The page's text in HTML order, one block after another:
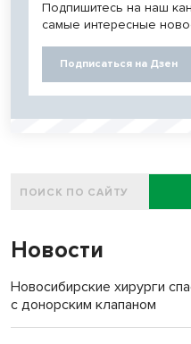
Подпишитесь на наш
самые интересные
Подписаться на Дзен
Новости
Новосибирские хирурги
с донорским клапаном